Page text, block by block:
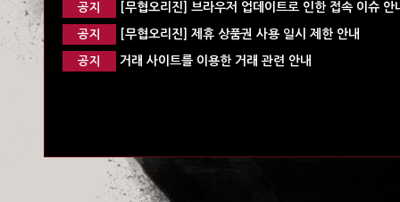
공지 [무협오리진] 브라우저 업데이트로 인한 접속 이슈 안
공지 [무협오리진] 제휴 상품권 사용 일시 제한 안내
공지 거래 사이트를 이용한 거래 관련 안내